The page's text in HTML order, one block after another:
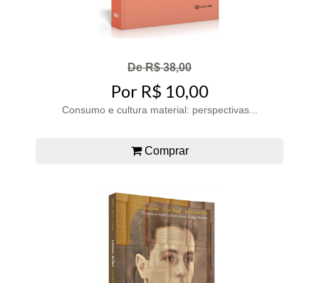
De R$ 38,00
Por R$ 10,00
Consumo e cultura material: perspectivas...
Comprar